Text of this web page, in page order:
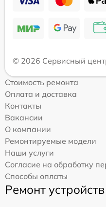
© 2026 Сервисный
Стоимость ремонта
Оплата и доставка
Контакты
Вакансии
О компании
Ремонтируемые модели
Наши услуги
Согласие на обработку
Способы оплаты
Ремонт устройств